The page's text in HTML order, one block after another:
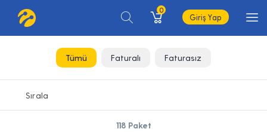
0
Giriş Yap
Tümü Faturalı Faturasız
118Paket